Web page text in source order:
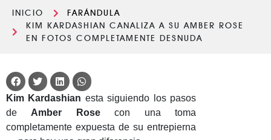
INICIO
FARÁNDULA
KIM KARDASHIAN CANALIZA A SU AMBER ROSE
EN FOTOS COMPLETAMENTE DESNUDA
Kim Kardashian esta siguiendo los pasos
de Amber Rosecon una toma
completamente expuesta de su entrepierna